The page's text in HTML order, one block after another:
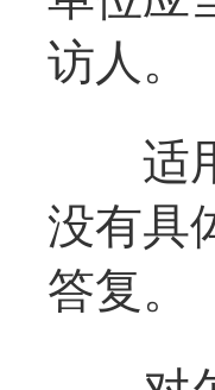
访人。
适用
没有具
答复。